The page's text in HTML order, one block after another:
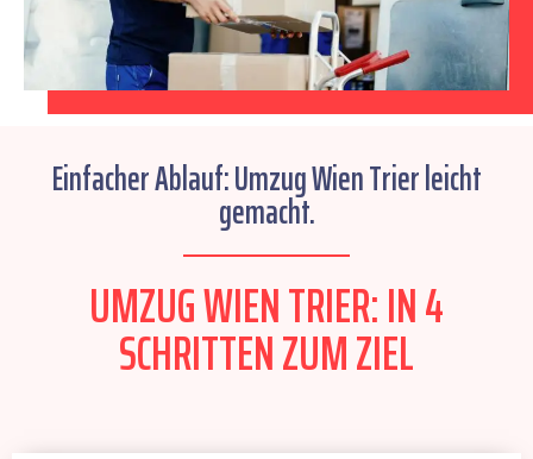
Einfacher Ablauf: Umzug Wien Trier leicht
gemacht.
UMZUG WIEN TRIER: IN 4
SCHRITTEN ZUM ZIEL